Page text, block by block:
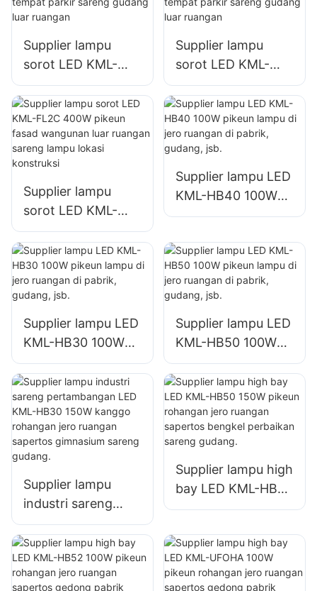
lampu signage
ruangan
Supplier lampu
sorot LED KML-
FL2C 200W pikeun
tempat parkir
sareng gudang luar
ruangan
Supplier lampu
sorot LED KML-
FL2C 240W pikeun
tempat parkir
sareng gudang luar
ruangan
Supplier lampu
sorot LED KML-
FL2C 400W pikeun
fasad wangunan
luar ruangan
sareng lampu lokasi
Supplier lampu LED
KML-HB40 100W
pikeun lampu di
pabrik, gudang, jsb.
Supplier lampu LED
KML-HB30 100W
pikeun lampu di
jero ruangan di
pabrik, gudang, jsb.
Supplier lampu LED
KML-HB50 100W
pikeun lampu di
jero ruangan di
pabrik, gudang, jsb.
Supplier lampu
industri sareng
pertambangan LED
KML-HB30 150W
kanggo rohangan
jero ruangan
Supplier lampu high
bay LED KML-HB50
150W pikeun
ruangan sapertos
bengkel perbaikan
sareng gudang.